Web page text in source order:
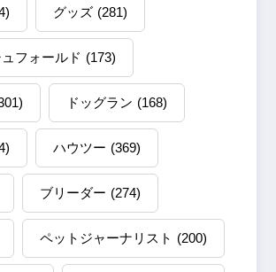
グッズ (281)
フォールド (173)
ドッグラン (168)
ハウツー (369)
ブリーダー (274)
ペットジャーナリスト (200)